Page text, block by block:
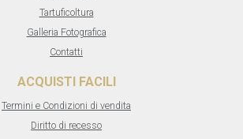
Tartuficoltura
Galleria Fotografica
Contatti
ACQUISTI FACILI
Termini e Condizioni di vendita
Diritto di recesso